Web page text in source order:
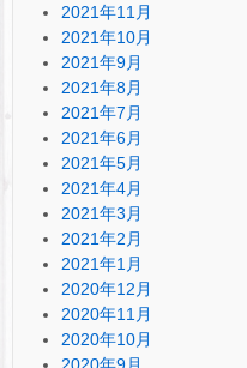
2021年11月
2021年10月
2021年9月
2021年8月
2021年7月
2021年6月
2021年5月
2021年4月
2021年3月
2021年2月
2021年1月
2020年12月
2020年11月
2020年10月
2020年9月